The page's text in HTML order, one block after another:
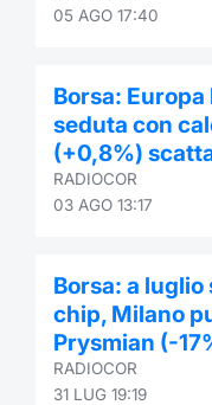
05 AGO 17:40
Borsa:
seduta con
(+0,8%)
RADIOCOR
03 AGO 13:17
Borsa: a luglio
chip, Milano
Prysmian (-
RADIOCOR
31 LUG 19:19